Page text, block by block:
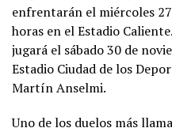
enfrentarán el miércoles
horas en el Estadio
jugará el sábado 30 de
Estadio Ciudad de los
Martín Anselmi.
Uno de los duelos más